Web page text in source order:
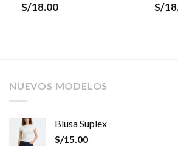
S/18.00
S/
NUEVOS MODELOS
Blusa Suplex
S/15.00